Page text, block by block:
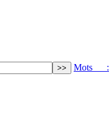
Mots :